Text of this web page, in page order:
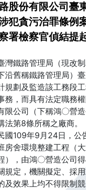
股份有限公司臺
犯貪污治罪條例
署檢察官偵結提
灣鐵路管理局（現改
沿舊稱鐵路管理局）
規劃及監造該工務段
務，而具有法定職務
限公司（下稱鴻〇營
第8條所稱之廠商。
國109年9月24日，公
房舍環境整建工程（
），由鴻〇營造公司
規定，機關擬定、採
及效果上均不得限制